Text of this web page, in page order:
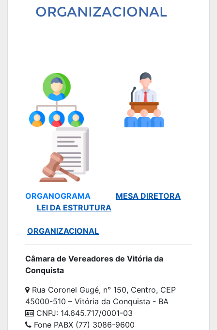
ORGANIZACIONAL
ORGANOGRAMA
MESA DIRETORA
LEI DA ESTRUTURA
ORGANIZACIONAL
Câmara de Vereadores de Vitória da
Conquista
Rua Coronel Gugé, n° 150, Centro, CEP
45000-510 – Vitória da Conquista - BA
CNPJ: 14.645.717/0001-03
Fone PABX (77) 3086-9600